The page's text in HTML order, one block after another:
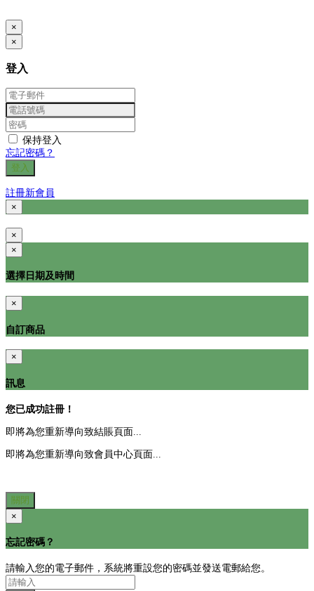
×
×
登入
保持登入
忘記密碼？
登入
註冊新會員
×
×
×
選擇日期及時間
×
自訂商品
×
訊息
您已成功註冊！
即將為您重新導向致結賬頁面...
即將為您重新導向致會員中心頁面...
關閉
×
忘記密碼？
請輸入您的電子郵件，系統將重設您的密碼並發送電郵給您。